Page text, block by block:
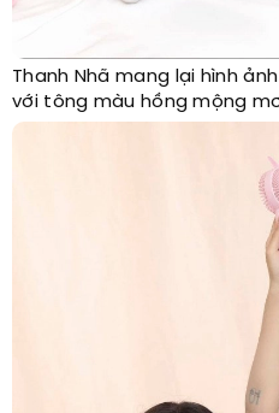
Thanh Nhã mang lại hình
với tông màu hồng mộng